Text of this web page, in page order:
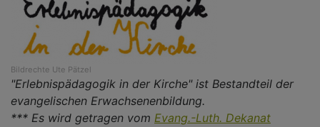
Bildrechte Ute Pätzel
"Erlebnispädagogik in der Kirche" ist Bestandteil der
evangelischen Erwachsenenbildung.
*** Es wird getragen vom Evang.-Luth. Dekanat